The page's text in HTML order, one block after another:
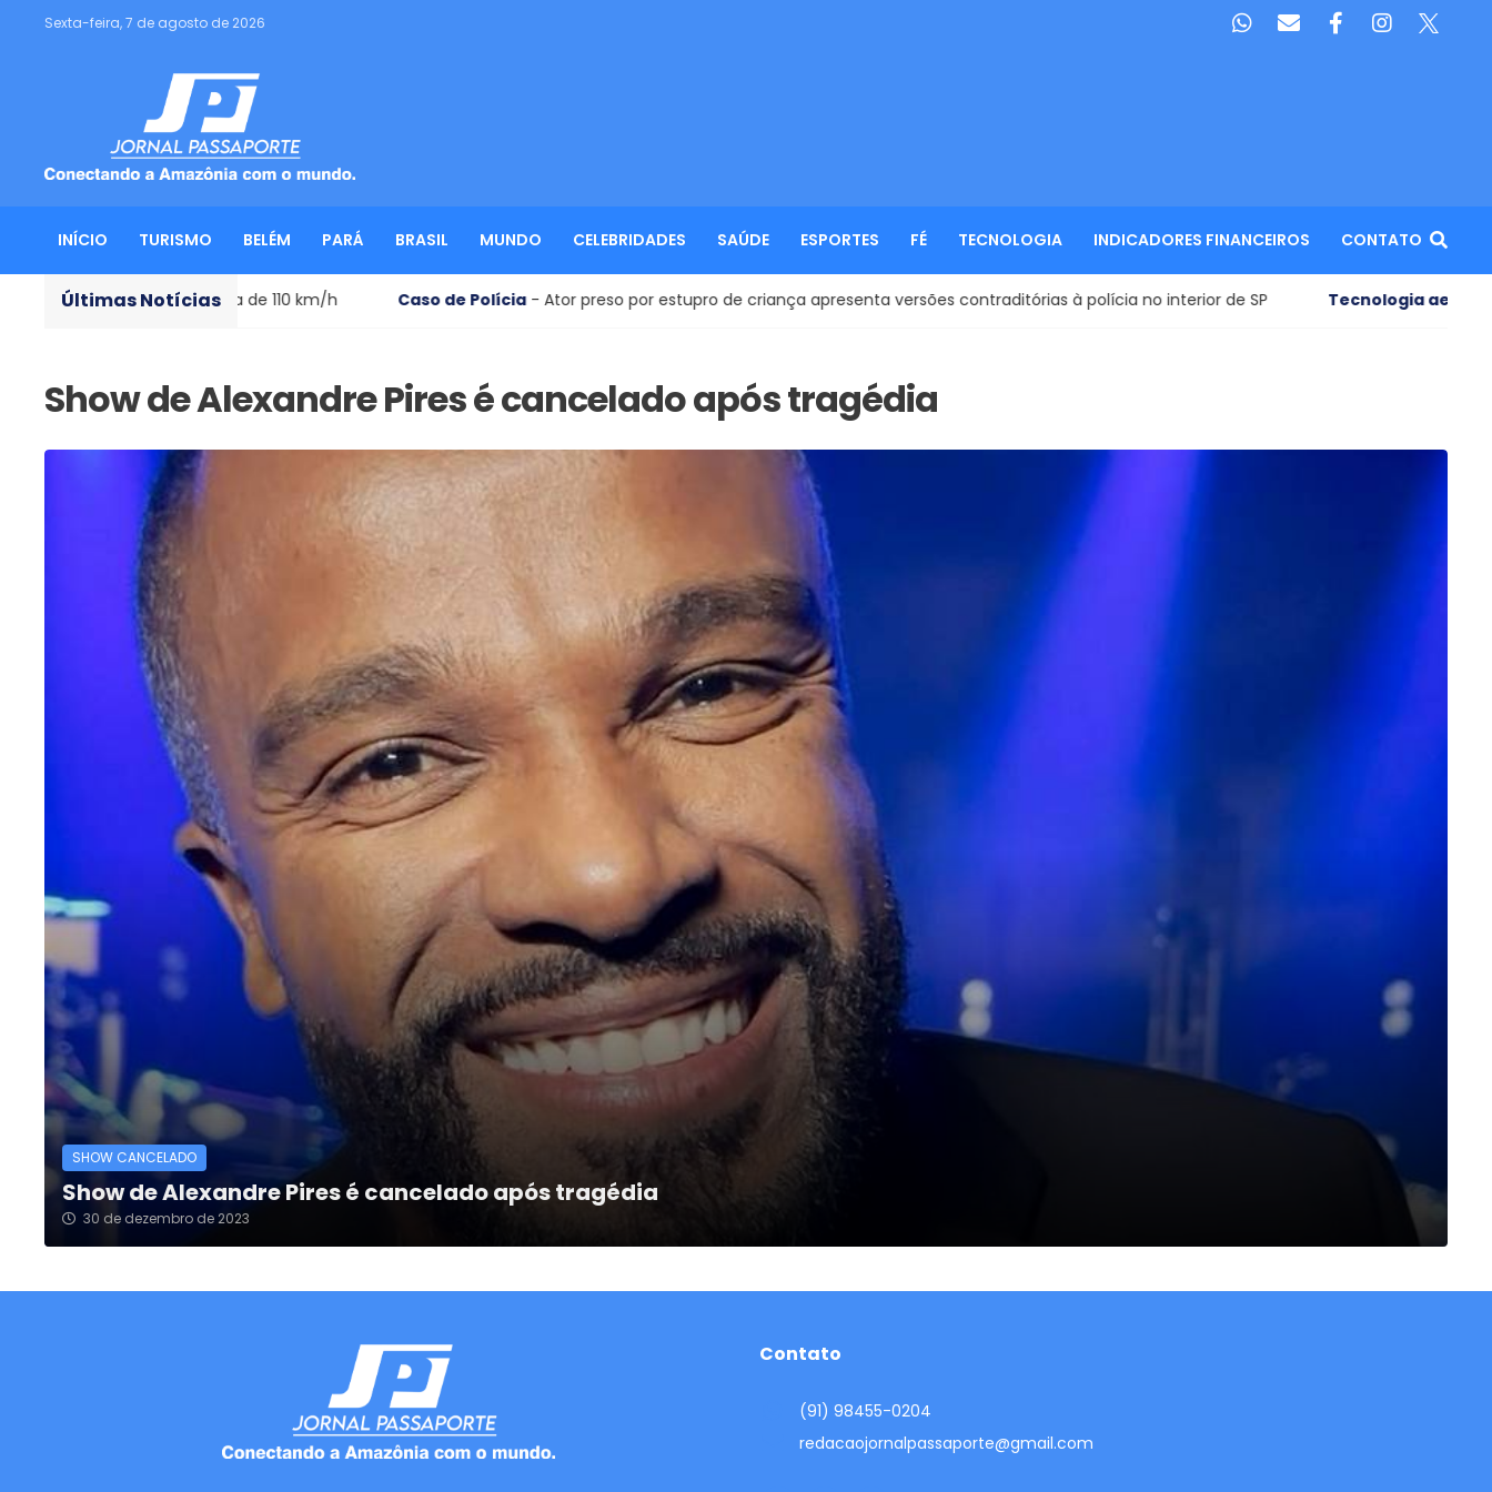
Sexta-feira, 7 de agosto de 2026
INÍCIO TURISMO BELÉM PARÁ BRASIL MUNDO CELEBRIDADES SAÚDE ESPORTES FÉ TECNOLOGIA INDICADORES FINANCEIROS CONTATO
Últimas Notícias
acima de 110 km/h Caso de Polícia- Ator preso por estupro de criança apresenta versões contraditórias à polícia no interior de SP Tecnologia aeroespacial- Pedaço
SHOW CANCELADO
Show de Alexandre Pires é cancelado após tragédia
30 de dezembro de 2023
Contato
(91) 98455-0204
redacaojornalpassaporte@gmail.com